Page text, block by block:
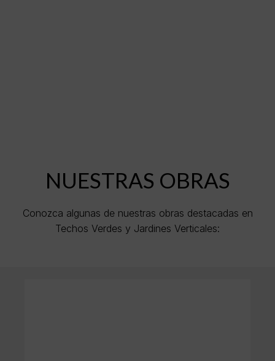
NUESTRAS OBRAS
Conozca algunas de nuestras obras destacadas en
Techos Verdes y Jardines Verticales: